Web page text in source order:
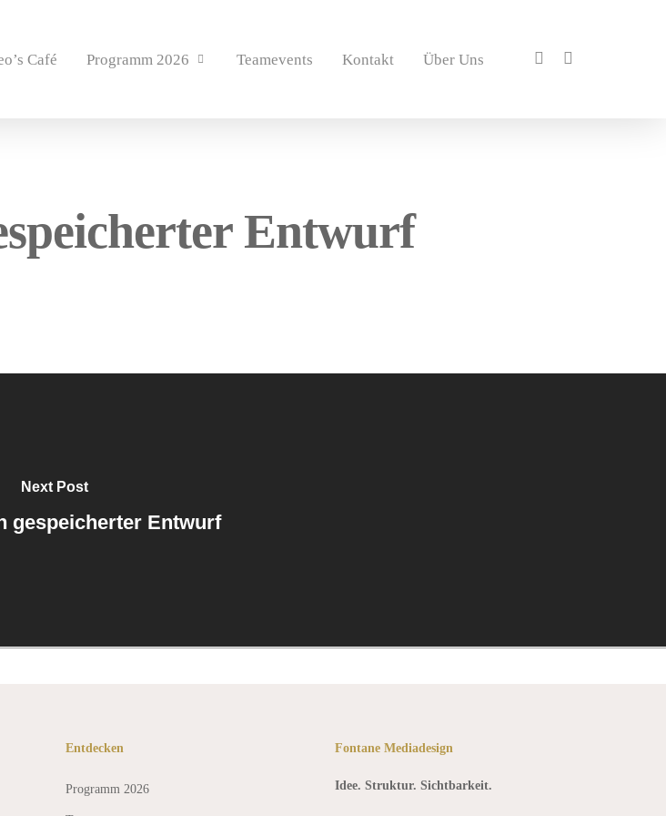
Café Programm 2026 Teamevents Kontakt Über Uns
Entwurf
Next Post
gespeicherter Entwurf
Entdecken
Programm 2026
Fontane Mediadesign
Idee. Struktur. Sichtbarkeit.